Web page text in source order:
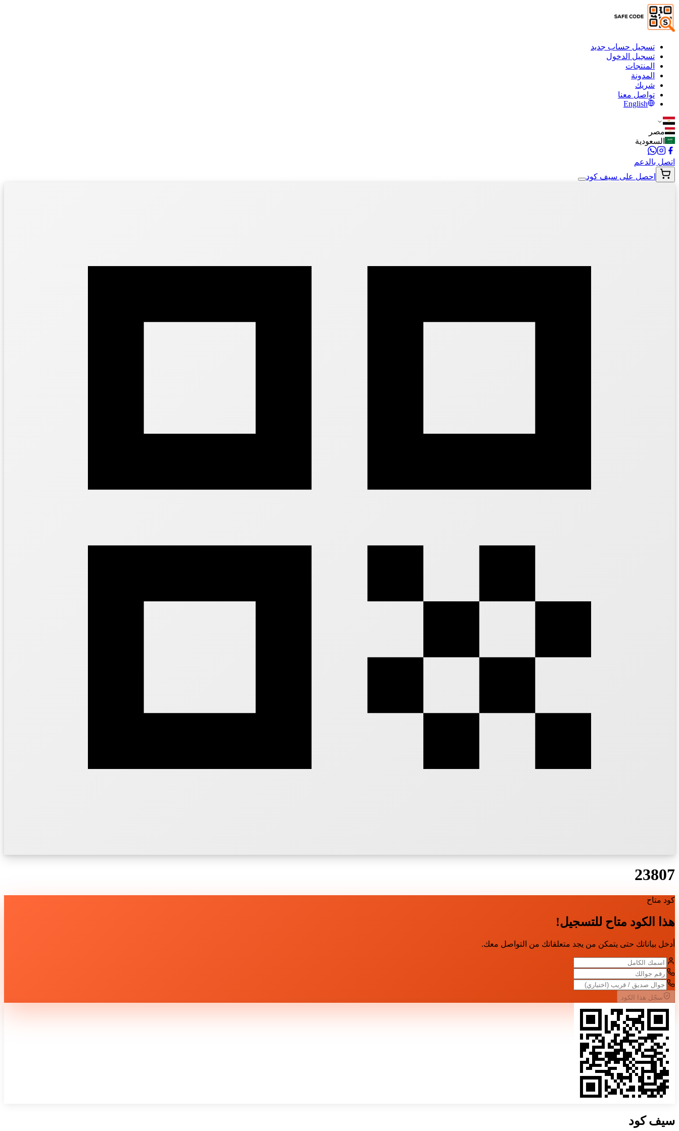
تسجيل حساب جديد
تسجيل الدخول
المنتجات
المدونة
شريك
تواصل معنا
English
مصر
السعودية
اتصل بالدعم
احصل على سيف كود
23807
كود متاح
هذا الكود متاح للتسجيل!
أدخل بياناتك حتى يتمكن من يجد متعلقاتك من التواصل معك.
سجّل هذا الكود
سيفكود